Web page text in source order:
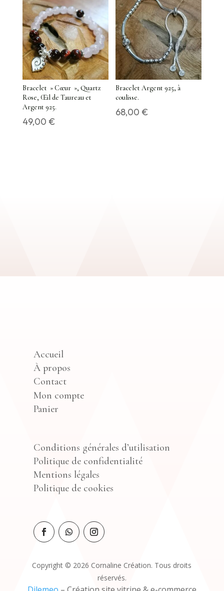
Bracelet » Cœur », Quartz
Rose, Œil de Taureau et
Argent 925.
49,00 €
Bracelet Argent 925, à
coulisse.
68,00€
Accueil
À propos
Contact
Mon compte
Panier
Conditions générales d’utilisation
Politique de confidentialité
Mentions légales
Politique de cookies
Copyright © 2026 Cornaline Création. Tous droits
réservés.